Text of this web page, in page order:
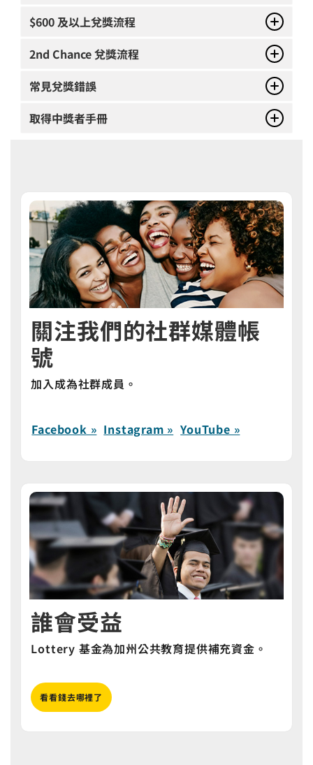
$600 及以上兌獎流程
2nd Chance 兌獎流程
常見兌獎錯誤
取得中獎者手冊
關注我們的社群媒體帳
號
加入成為社群成員。
Facebook » Instagram » YouTube »
誰會受益
Lottery 基金為加州公共教育提供補充資金。
看看錢去哪裡了